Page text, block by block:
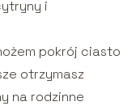
i
pokrój ciasto
otrzymasz
na rodzinne